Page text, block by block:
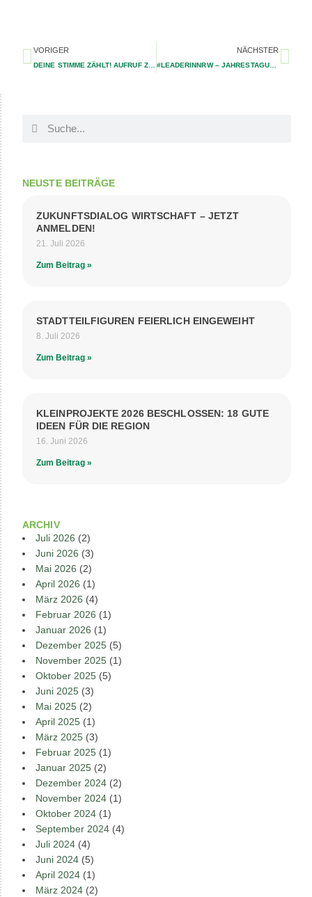
VORIGER
DEINE STIMME ZÄHLT! AUFRUF ZUR EU-WAHL
NÄCHSTER
NEUSTE BEITRÄGE
ZUKUNFTSDIALOG WIRTSCHAFT – JETZT
ANMELDEN!
21. Juli 2026
Zum Beitrag »
STADTTEILFIGUREN FEIERLICH EINGEWEIHT
8. Juli 2026
Zum Beitrag »
KLEINPROJEKTE 2026 BESCHLOSSEN: 18 GUTE
IDEEN FÜR DIE REGION
16. Juni 2026
Zum Beitrag »
ARCHIV
Juli 2026 (2)
Juni 2026 (3)
Mai 2026 (2)
April 2026 (1)
März 2026 (4)
Februar 2026 (1)
Januar 2026 (1)
Dezember 2025 (5)
November 2025 (1)
Oktober 2025 (5)
Juni 2025 (3)
Mai 2025 (2)
April 2025 (1)
März 2025 (3)
Februar 2025 (1)
Januar 2025 (2)
Dezember 2024 (2)
November 2024 (1)
Oktober 2024 (1)
September 2024 (4)
Juli 2024 (4)
Juni 2024 (5)
April 2024 (1)
März 2024 (2)